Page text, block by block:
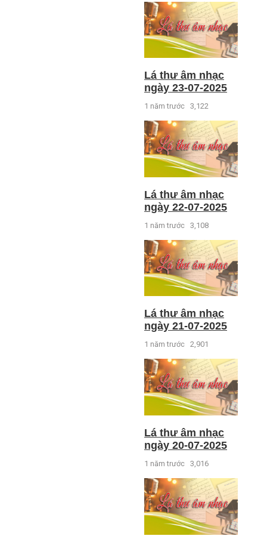
Lá thư âm nhạc
ngày 23-07-2025
1 năm trước 3,122
Lá thư âm nhạc
ngày 22-07-2025
1 năm trước 3,108
Lá thư âm nhạc
ngày 21-07-2025
1 năm trước 2,901
Lá thư âm nhạc
ngày 20-07-2025
1 năm trước 3,016